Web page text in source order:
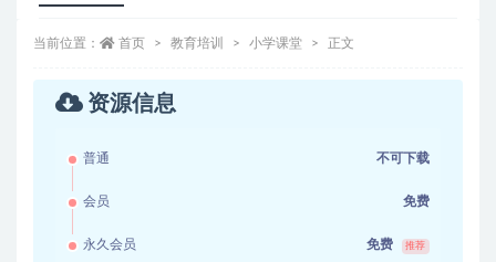
当前位置： 首页 教育培训 小学课堂 正文
资源信息
普通 不可下载
会员 免费
永久会员 免费 推荐